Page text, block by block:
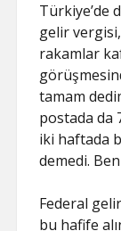
Türkiye’de
gelir
rakamlar
tamam
postada da
iki haftada
demedi.
Federal
bu hafife